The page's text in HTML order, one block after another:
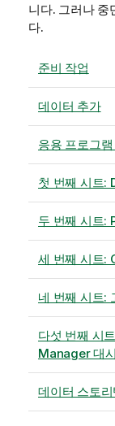
니다. 그러나 중
다.
준비 작업
데이터 추가
응용 프로그
첫 번째 시트:
두 번째 시트:
세 번째 시트:
네 번째 시트:
다섯 번째 시
Manager 대
데이터 스토리